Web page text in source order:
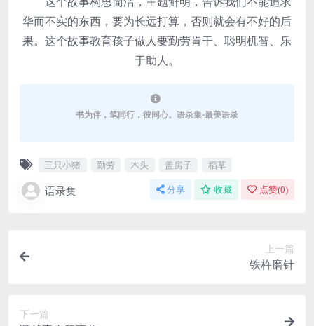
华而不实的东西，要为长远打算，否则就会有不好的后
果。这个故事教育孩子做人要勤劳肯干、聪明机智、乐
于助人。
书为伴，笔同行，彼同心。语录集-最美语录
三只小猪 勤劳 木头 盖房子 稻草
语录集 分享 收藏 点赞(0)
上一篇
铁杵磨针
下一篇